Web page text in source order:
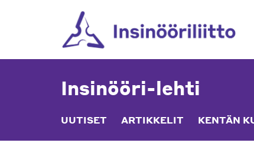
Insinööri-lehti
UUTISET ARTIKKELIT KENTÄN